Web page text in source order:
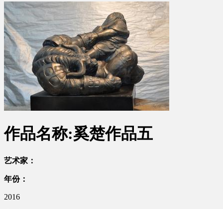
作品名称:奚楚作品五
艺术家：
年份：
2016